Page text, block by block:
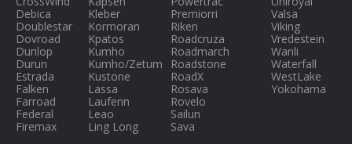
Debica
Doublestar
Dovroad
Dunlop
Durun
Estrada
Falken
Farroad
Federal
Firemax
Kleber
Kormoran
Kpatos
Kumho
Kumho/Zetum
Kustone
Lassa
Laufenn
Leao
Ling Long
Premiorri
Riken
Roadcruza
Roadmarch
Roadstone
RoadX
Rosava
Rovelo
Sailun
Sava
Valsa
Viking
Vredestein
Wanli
Waterfall
WestLake
Yokohama